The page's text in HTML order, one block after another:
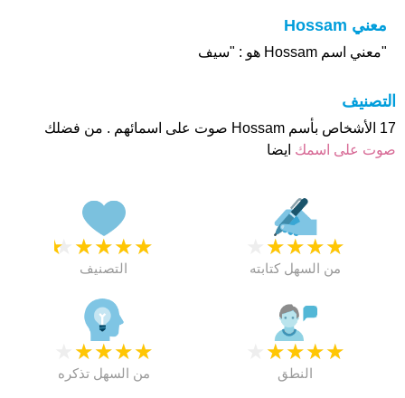
معني Hossam
"معني اسم Hossam هو : "سيف
التصنيف
17 الأشخاص بأسم Hossam صوت على اسمائهم . من فضلك
صوت على اسمك ايضا
★
★
★
★
★
التصنيف
★
★
★
★
من السهل كتابته
★
★
★
★
من السهل تذكره
★
★
★
★
النطق